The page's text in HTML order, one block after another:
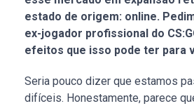
estado de origem: online.
ex-jogador profissional do
efeitos que isso pode ter para
Seria pouco dizer que estamos
difíceis. Honestamente, parece